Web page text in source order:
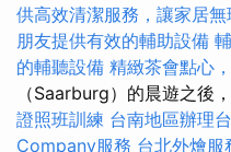
供高效清潔服務，讓家居無
朋友提供有效的輔助設備
的輔聽設備 精緻茶會點心
（Saarburg）的晨遊之後
證照班訓練 台南地區辦理
Company服務 台北外燴服